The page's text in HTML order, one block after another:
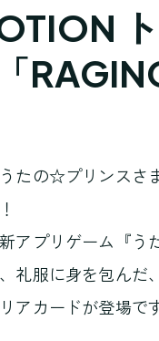
うたの☆プリンスさ
アプリゲーム『
礼服に身を包んだ
アカードが登場で